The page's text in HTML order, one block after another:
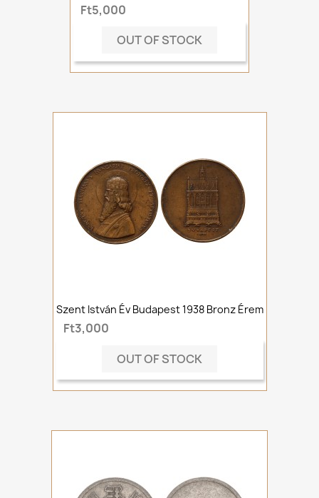
Ft5,000
OUT OF STOCK
Szent István Év Budapest 1938 Bronz Érem
Ft3,000
OUT OF STOCK